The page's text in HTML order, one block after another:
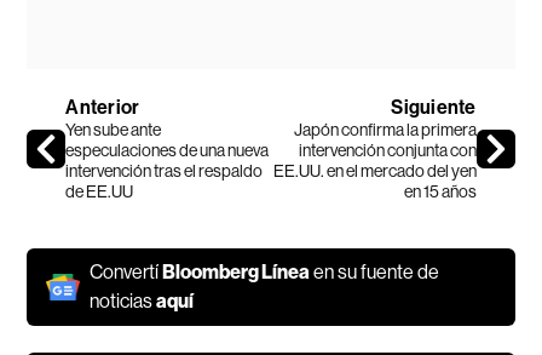
Anterior
Yen sube ante
especulaciones de una nueva
intervención tras el respaldo
de EE.UU
Siguiente
Japón confirma la primera
intervención conjunta con
EE.UU. en el mercado del yen
en 15 años
ConvertíBloomberg Líneaen su fuente de
noticiasaquí